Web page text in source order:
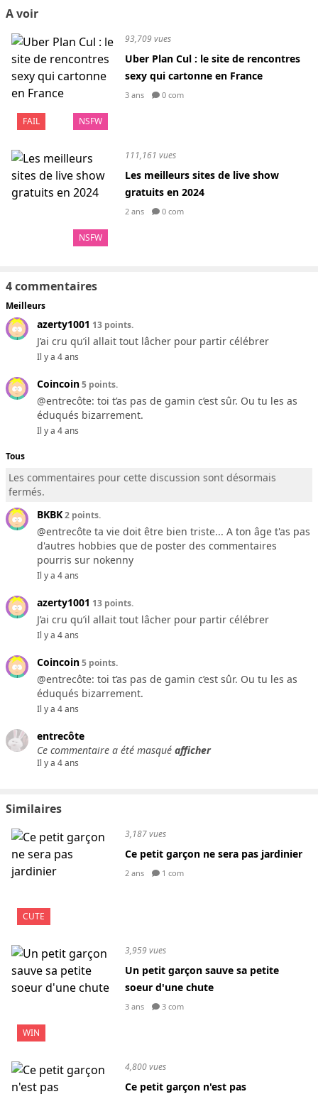
A voir
FAIL NSFW
93,709 vues
Uber Plan Cul : le site de rencontres
sexy qui cartonne en France
3 ans 0 com
NSFW
111,161 vues
Les meilleurs sites de live show
gratuits en 2024
2 ans 0 com
4 commentaires
Meilleurs
azerty1001 13 points.
J’ai cru qu’il allait tout lâcher pour partir célébrer
Il y a 4 ans
Coincoin5 points.
@entrecôte: toi t’as pas de gamin c’est sûr. Ou tu les as
éduqués bizarrement.
Il y a 4 ans
Tous
Les commentaires pour cette discussion sont désormais
fermés.
BKBK2 points.
@entrecôte ta vie doit être bien triste... A ton âge t'as pas
d'autres hobbies que de poster des commentaires
pourris sur nokenny
Il y a 4 ans
azerty1001 13 points.
J’ai cru qu’il allait tout lâcher pour partir célébrer
Il y a 4 ans
Coincoin5 points.
@entrecôte: toi t’as pas de gamin c’est sûr. Ou tu les as
éduqués bizarrement.
Il y a 4 ans
entrecôte
Ce commentaire a été masqué afficher
Il y a 4 ans
Similaires
CUTE
3,187 vues
Ce petit garçon ne sera pas jardinier
2 ans 1 com
WIN
3,959 vues
Un petit garçon sauve sa petite
soeur d'une chute
3 ans 3 com
4,800 vues
Ce petit garçon n'est pas